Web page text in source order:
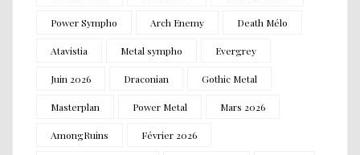
Power Sympho Arch Enemy Death Mélo
Atavistia Metal sympho Evergrey
Juin 2026 Draconian Gothic Metal
Masterplan Power Metal Mars 2026
AmongRuins Février 2026